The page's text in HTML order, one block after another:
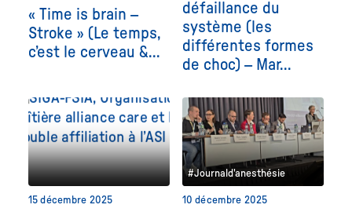
« Time is brain –
Stroke » (Le temps,
c’est le cerveau &...
défaillance du
système (les
différentes formes
de choc) – Mar...
15 décembre 2025
#Journald'anesthésie
10 décembre 2025